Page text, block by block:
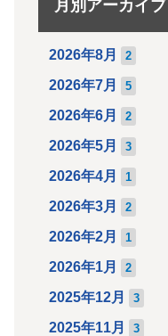
月別アーカイブ
2026年8月 2
2026年7月 5
2026年6月 2
2026年5月 3
2026年4月 1
2026年3月 2
2026年2月 1
2026年1月 2
2025年12月 3
2025年11月 3